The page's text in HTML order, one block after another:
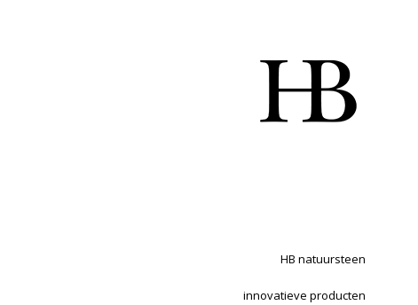
HB natuursteen
innovatieve producten